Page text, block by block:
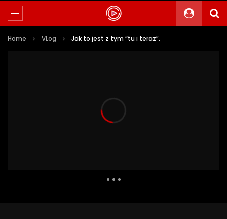
Home VLog Jak to jest z tym “tu i teraz”.